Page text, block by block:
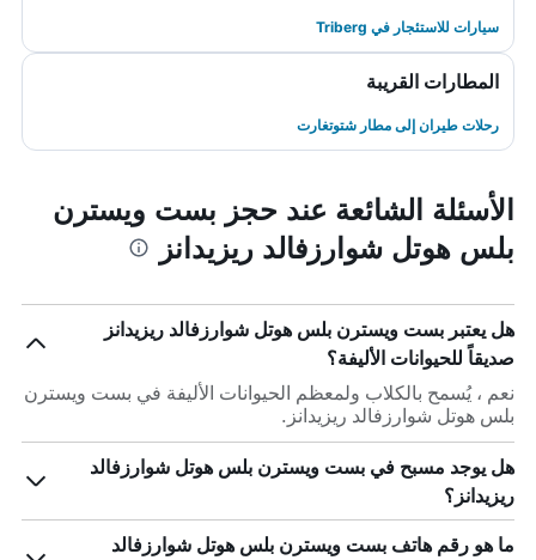
سيارات للاستئجار في Triberg
المطارات القريبة
رحلات طيران إلى مطار شتوتغارت
الأسئلة الشائعة عند حجز بست ويسترن
بلس هوتل شوارزفالد ريزيدانز
هل يعتبر بست ويسترن بلس هوتل شوارزفالد ريزيدانز
صديقاً للحيوانات الأليفة؟
نعم ، يُسمح بالكلاب ولمعظم الحيوانات الأليفة في بست ويسترن
بلس هوتل شوارزفالد ريزيدانز.
هل يوجد مسبح في بست ويسترن بلس هوتل شوارزفالد
ريزيدانز؟
ما هو رقم هاتف بست ويسترن بلس هوتل شوارزفالد